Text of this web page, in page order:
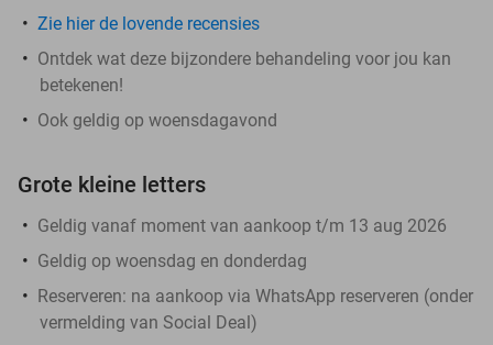
Zie hier de lovende recensies
Ontdek wat deze bijzondere behandeling voor jou kan
betekenen!
Ook geldig op woensdagavond
Grote kleine letters
Geldig vanaf moment van aankoop t/m 13 aug 2026
Geldig op woensdag en donderdag
Reserveren: na aankoop via WhatsApp reserveren (onder
vermelding van Social Deal)